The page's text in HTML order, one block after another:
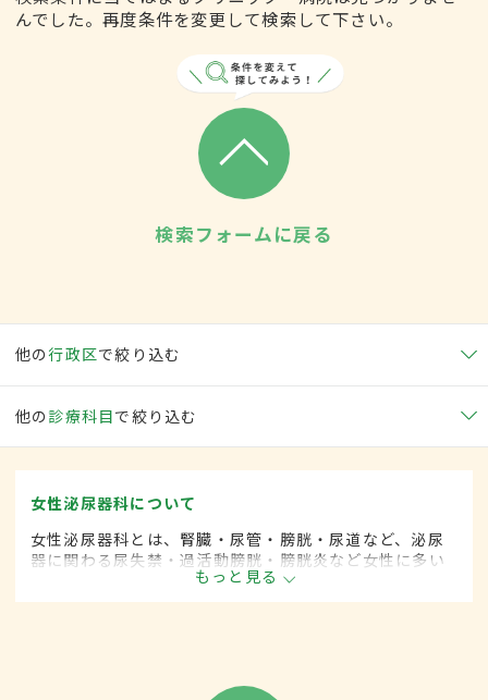
んでした。再度条件を変更して検索して下さい。
検索フォームに戻る
他の行政区で絞り込む
他の 診療科目で絞り込む
女性泌尿器科について
女性泌尿器科とは、腎臓・尿管・膀胱・尿道など、泌尿
器に関わる尿失禁・過活動膀胱・膀胱炎など女性に多い
とされる疾患を専門的に取り扱います。
もっと見る